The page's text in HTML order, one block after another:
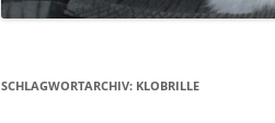
SCHLAGWORTARCHIV: KLOBRILLE